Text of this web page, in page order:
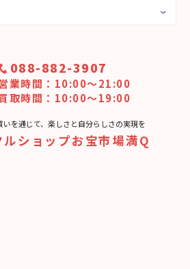
088-882-3907
業時間：10:00〜21:00
取時間：10:00～19:00
を通じて、楽しさと⾃分らしさの実現を
ショップお宝市場満Q